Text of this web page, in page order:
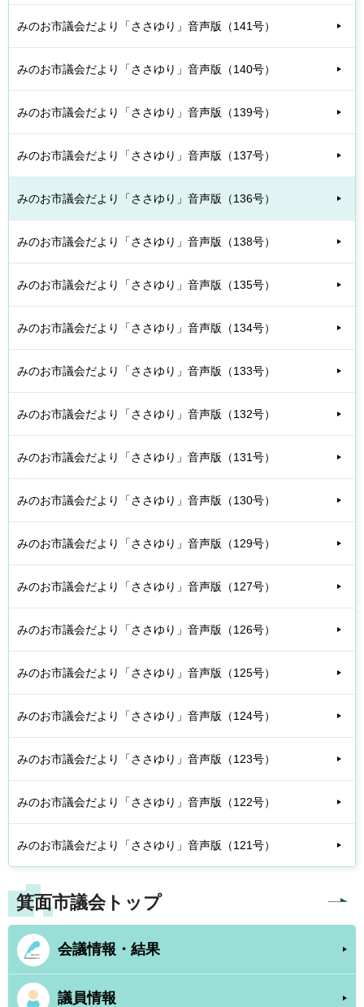
みのお市議会だより「ささゆり」音声版（141号）
みのお市議会だより「ささゆり」音声版（140号）
みのお市議会だより「ささゆり」音声版（139号）
みのお市議会だより「ささゆり」音声版（137号）
みのお市議会だより「ささゆり」音声版（136号）
みのお市議会だより「ささゆり」音声版（138号）
みのお市議会だより「ささゆり」音声版（135号）
みのお市議会だより「ささゆり」音声版（134号）
みのお市議会だより「ささゆり」音声版（133号）
みのお市議会だより「ささゆり」音声版（132号）
みのお市議会だより「ささゆり」音声版（131号）
みのお市議会だより「ささゆり」音声版（130号）
みのお市議会だより「ささゆり」音声版（129号）
みのお市議会だより「ささゆり」音声版（127号）
みのお市議会だより「ささゆり」音声版（126号）
みのお市議会だより「ささゆり」音声版（125号）
みのお市議会だより「ささゆり」音声版（124号）
みのお市議会だより「ささゆり」音声版（123号）
みのお市議会だより「ささゆり」音声版（122号）
みのお市議会だより「ささゆり」音声版（121号）
箕面市議会トップ
会議情報・結果
議員情報